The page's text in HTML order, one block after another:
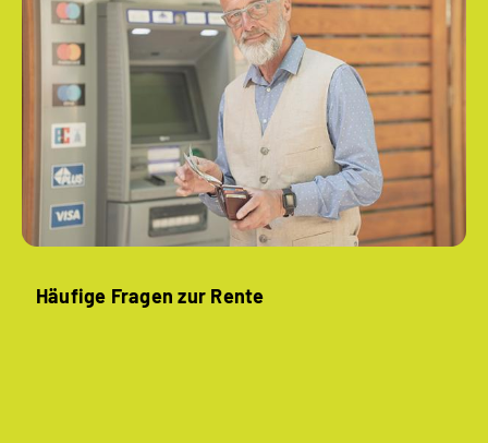
Häufige Fragen zur Rente